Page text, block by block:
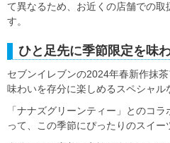
て異なるため、お近くの店舗での
す。
ひと足先に季節限定を味
セブンイレブンの2024年春新作抹
味わいを存分に楽しめるスペシャル
「ナナズグリーンティー」とのコ
って、この季節にぴったりのスイー